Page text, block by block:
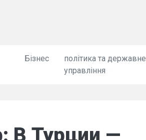
Бізнес
політика та державне
управління
В Турции —